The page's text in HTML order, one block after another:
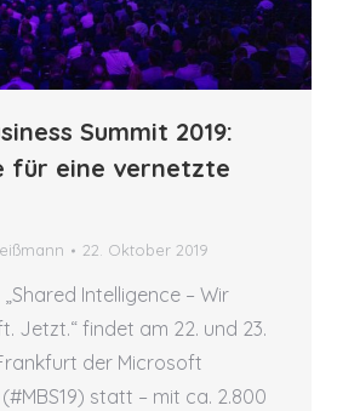
Summit 2019:
für eine vernetzte
22. Oktober 2019
Intelligence – Wir
Jetzt.“ findet am 22. und 23.
der Microsoft
statt – mit ca. 2.800